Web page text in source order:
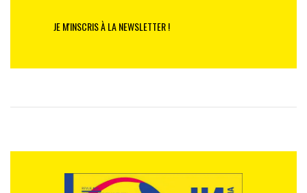
JE M'INSCRIS À LA NEWSLETTER !